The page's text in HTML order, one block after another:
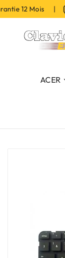
12 Mois |
ACER